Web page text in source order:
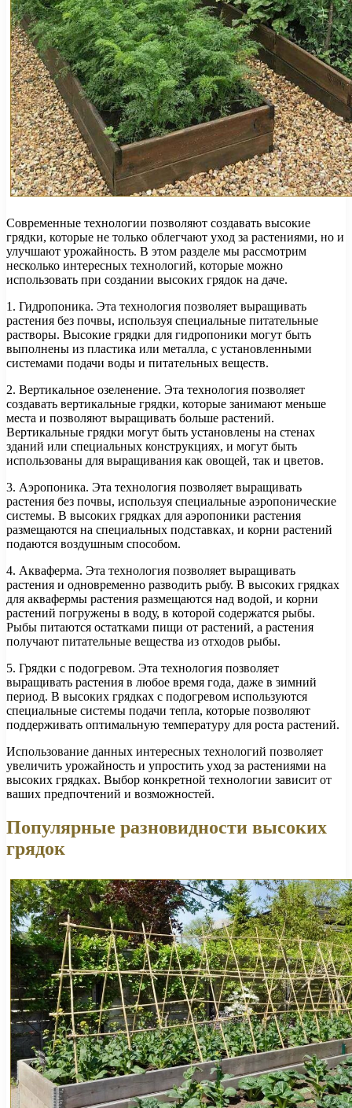
Современные технологии позволяют создавать высокие
грядки, которые не только облегчают уход за растениями, но и
улучшают урожайность. В этом разделе мы рассмотрим
несколько интересных технологий, которые можно
использовать при создании высоких грядок на даче.
1. Гидропоника. Эта технология позволяет выращивать
растения без почвы, используя специальные питательные
растворы. Высокие грядки для гидропоники могут быть
выполнены из пластика или металла, с установленными
системами подачи воды и питательных веществ.
2. Вертикальное озеленение. Эта технология позволяет
создавать вертикальные грядки, которые занимают меньше
места и позволяют выращивать больше растений.
Вертикальные грядки могут быть установлены на стенах
зданий или специальных конструкциях, и могут быть
использованы для выращивания как овощей, так и цветов.
3. Аэропоника. Эта технология позволяет выращивать
растения без почвы, используя специальные аэропонические
системы. В высоких грядках для аэропоники растения
размещаются на специальных подставках, и корни растений
подаются воздушным способом.
4. Акваферма. Эта технология позволяет выращивать
растения и одновременно разводить рыбу. В высоких грядках
для аквафермы растения размещаются над водой, и корни
растений погружены в воду, в которой содержатся рыбы.
Рыбы питаются остатками пищи от растений, а растения
получают питательные вещества из отходов рыбы.
5. Грядки с подогревом. Эта технология позволяет
выращивать растения в любое время года, даже в зимний
период. В высоких грядках с подогревом используются
специальные системы подачи тепла, которые позволяют
поддерживать оптимальную температуру для роста растений.
Использование данных интересных технологий позволяет
увеличить урожайность и упростить уход за растениями на
высоких грядках. Выбор конкретной технологии зависит от
ваших предпочтений и возможностей.
Популярные разновидности высоких
грядок